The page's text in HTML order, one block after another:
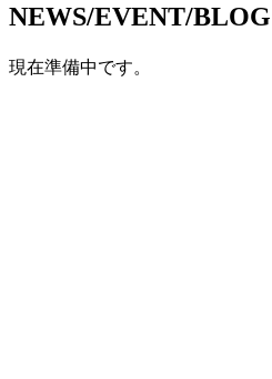
NEWS/EVENT/BLOG
現在準備中です。